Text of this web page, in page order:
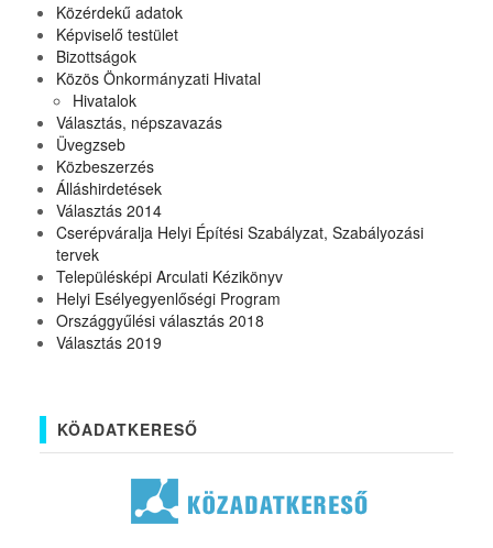
Közérdekű adatok
Képviselő testület
Bizottságok
Közös Önkormányzati Hivatal
Hivatalok
Választás, népszavazás
Üvegzseb
Közbeszerzés
Álláshirdetések
Választás 2014
Cserépváralja Helyi Építési Szabályzat, Szabályozási
tervek
Településképi Arculati Kézikönyv
Helyi Esélyegyenlőségi Program
Országgyűlési választás 2018
Választás 2019
KÖADATKERESŐ